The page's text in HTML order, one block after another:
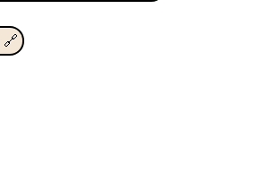
🔗